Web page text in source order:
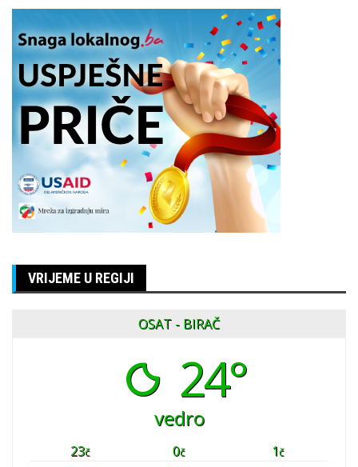
VRIJEME U REGIJI
OSAT - BIRAČ
24°
vedro
23č 0č 1č